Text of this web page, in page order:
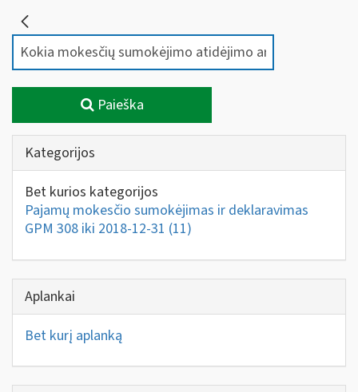
Paieška
Kategorijos
Bet kurios kategorijos
Pajamų mokesčio sumokėjimas ir deklaravimas
GPM 308 iki 2018-12-31 (11)
Aplankai
Bet kurį aplanką